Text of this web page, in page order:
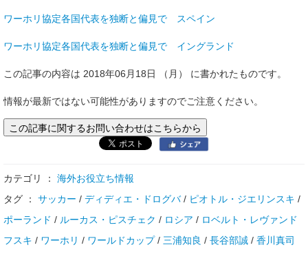
ワーホリ協定各国代表を独断と偏見で スペイン
ワーホリ協定各国代表を独断と偏見で イングランド
この記事の内容は 2018年06月18日 （月） に書かれたものです。
情報が最新ではない可能性がありますのでご注意ください。
この記事に関するお問い合わせはこちらから
カテゴリ ： 海外お役立ち情報
タグ ： サッカー / ディディエ・ドログバ/ ピオトル・ジエリンスキ /
ポーランド / ルーカス・ピスチェク / ロシア / ロベルト・レヴァンド
フスキ / ワーホリ / ワールドカップ/ 三浦知良 / 長谷部誠 / 香川真司